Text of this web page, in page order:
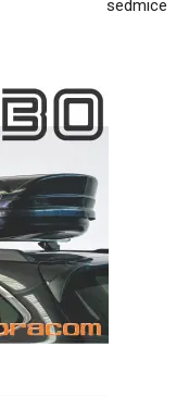
sedmice